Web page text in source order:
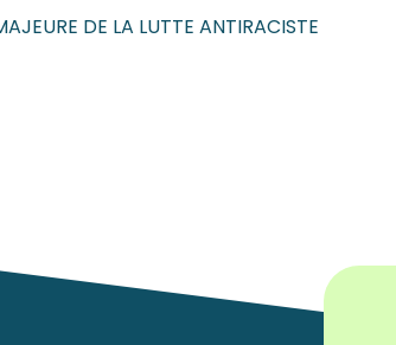
DE LA LUTTE ANTIRACISTE